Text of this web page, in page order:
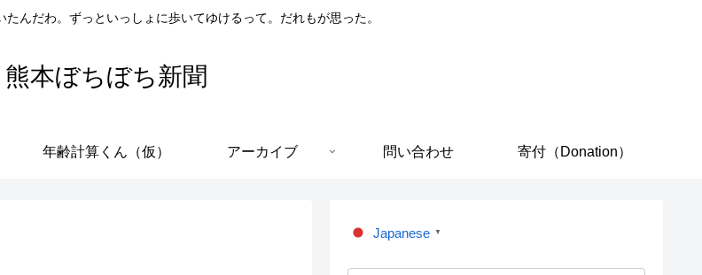
んだわ。ずっといっしょに歩いてゆけるって。だれもが思った。
熊本ぼちぼち新聞
年齢計算くん（仮） アーカイブ 問い合わせ 寄付（Donation）
Japanese ▼